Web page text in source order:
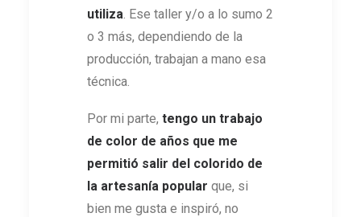
utiliza . Ese taller y/o a lo sumo 2
o 3 más, dependiendo de la
producción, trabajan a mano esa
técnica.
Por mi parte, tengo un trabajo
de color de años que me
permitió salir del colorido de
la artesanía popular que, si
bien me gusta e inspiró, no